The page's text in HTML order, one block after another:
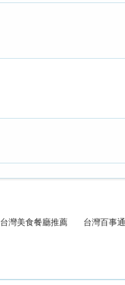
台灣美食餐廳推薦 台灣百事通